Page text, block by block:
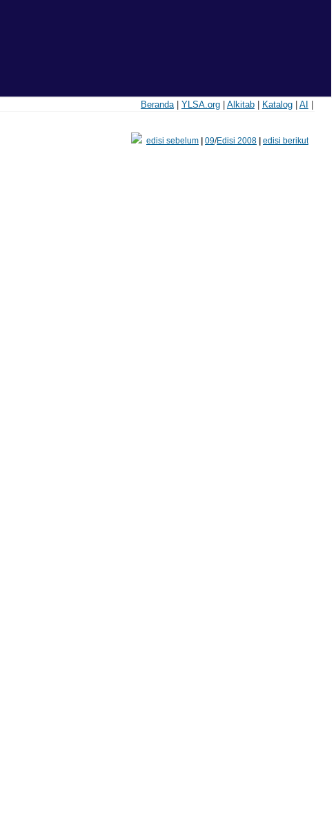
Beranda| YLSA.org| Alkitab| Katalog| AI
edisi sebelum| 09/Edisi 2008| edisi berikut